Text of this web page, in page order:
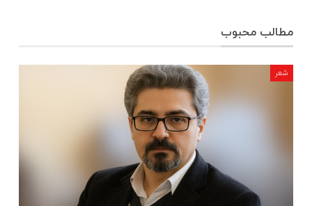
مطالب محبوب
شعر